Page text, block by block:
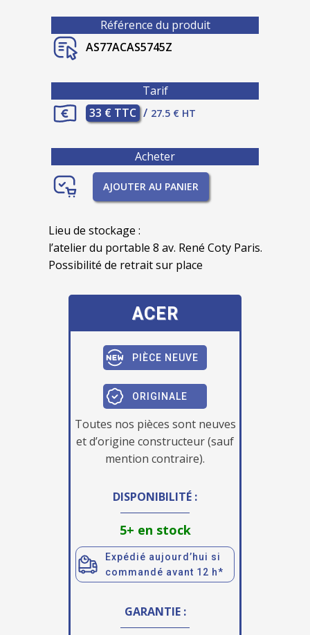
Référence du produit
AS77ACAS5745Z
Tarif
33 € TTC / 27.5 € HT
Acheter
AJOUTER AU PANIER
Lieu de stockage :
l’atelier du portable 8 av. René Coty Paris.
Possibilité de retrait sur place
ACER
PIÈCE NEUVE
ORIGINALE
Toutes nos pièces sont neuves
et d’origine constructeur (sauf
mention contraire).
DISPONIBILITÉ :
5+ en stock
Expédié aujourd’hui si
commandé avant 12 h*
GARANTIE :